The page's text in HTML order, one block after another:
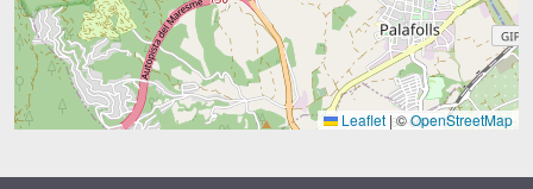
Leaflet |©OpenStreetMap